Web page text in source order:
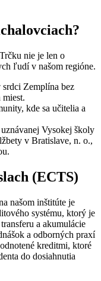
nie je len o
ľudí v našom regióne.
srdci Zemplína bez
kde sa učitelia a
Vysokej školy
v Bratislave, n. o.,
(ECTS)
našom inštitúte je
systému, ktorý je
a akumulácie
a odborných praxí
kreditmi, ktoré
do dosiahnutia